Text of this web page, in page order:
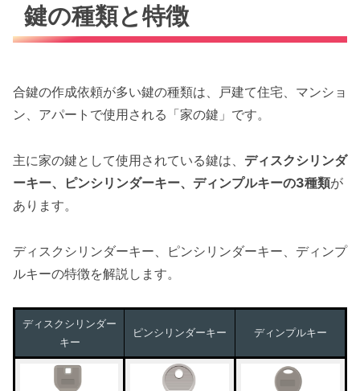
鍵の種類と特徴
合鍵の作成依頼が多い鍵の種類は、戸建て住宅、マンショ
ン、アパートで使用される「家の鍵」です。
主に家の鍵として使用されている鍵は、 ディスクシリンダ
ーキー、ピンシリンダーキー、ディンプルキーの3種類が
あります。
ディスクシリンダーキー、ピンシリンダーキー、ディンプ
ルキーの特徴を解説します。
ディスクシリンダー
キー
ピンシリンダーキー ディンプルキー